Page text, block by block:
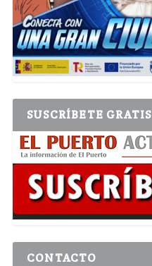
SUSCRÍBETE GRATIS
CONTACTO